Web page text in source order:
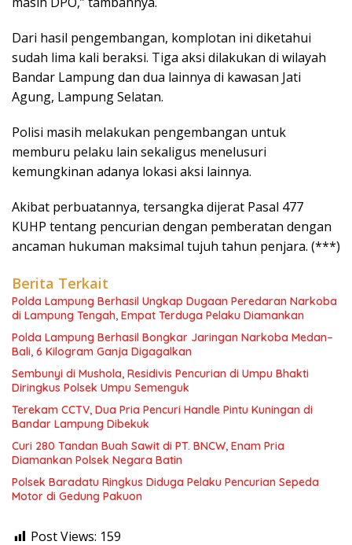
Dari hasil pengembangan, komplotan ini diketahui
sudah lima kali beraksi. Tiga aksi dilakukan di wilayah
Bandar Lampung dan dua lainnya di kawasan Jati
Agung, Lampung Selatan.
Polisi masih melakukan pengembangan untuk
memburu pelaku lain sekaligus menelusuri
kemungkinan adanya lokasi aksi lainnya.
Akibat perbuatannya, tersangka dijerat Pasal 477
KUHP tentang pencurian dengan pemberatan dengan
ancaman hukuman maksimal tujuh tahun penjara. (***)
Berita Terkait
Polda Lampung Berhasil Ungkap Dugaan Peredaran Narkoba
di Lampung Tengah, Empat Terduga Pelaku Diamankan
Polda Lampung Berhasil Bongkar Jaringan Narkoba Medan–
Bali, 6 Kilogram Ganja Digagalkan
Sembunyi di Mushola, Residivis Pencurian di Umpu Bhakti
Diringkus Polsek Umpu Semenguk
Terekam CCTV, Dua Pria Pencuri Handle Pintu Kuningan di
Bandar Lampung Dibekuk
Curi 280 Tandan Buah Sawit di PT. BNCW, Enam Pria
Diamankan Polsek Negara Batin
Polsek Baradatu Ringkus Diduga Pelaku Pencurian Sepeda
Motor di Gedung Pakuon
Post Views: 159